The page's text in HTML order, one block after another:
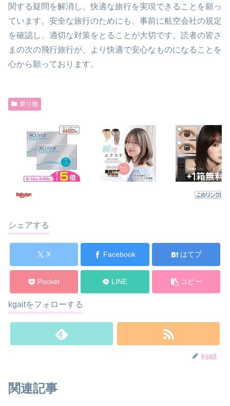
関する疑問を解消し、快適な旅行を実現できることを願っ
ています。安全な旅行のためにも、事前に航空会社の規定
を確認し、適切な対策をとることが大切です。読者の皆さ
まの次の飛行旅行が、より快適で安心なものになることを
心から願っております。
乗り物
シェアする
X Facebook はてブ
Pocket LINE コピー
kgaitをフォローする
kgait
関連記事